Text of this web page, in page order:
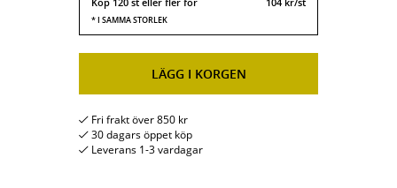
LÄGG I KORGEN
Fri frakt över 850 kr
30 dagars öppet köp
Leverans 1-3 vardagar